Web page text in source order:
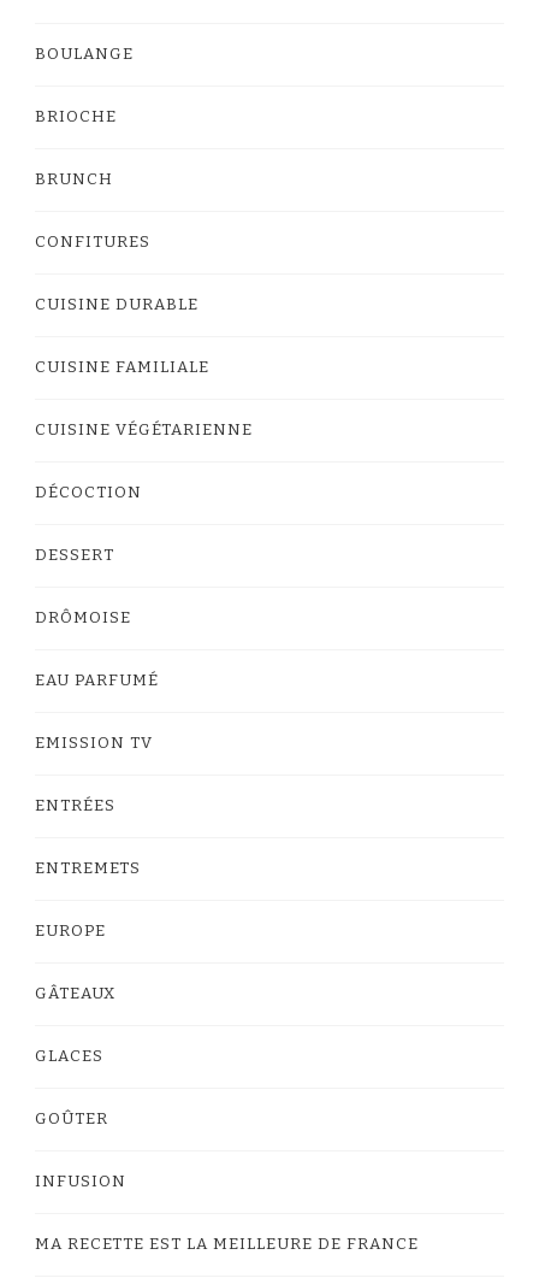
BOULANGE
BRIOCHE
BRUNCH
CONFITURES
CUISINE DURABLE
CUISINE FAMILIALE
CUISINE VÉGÉTARIENNE
DÉCOCTION
DESSERT
DRÔMOISE
EAU PARFUMÉ
EMISSION TV
ENTRÉES
ENTREMETS
EUROPE
GÂTEAUX
GLACES
GOÛTER
INFUSION
MA RECETTE EST LA MEILLEURE DE FRANCE